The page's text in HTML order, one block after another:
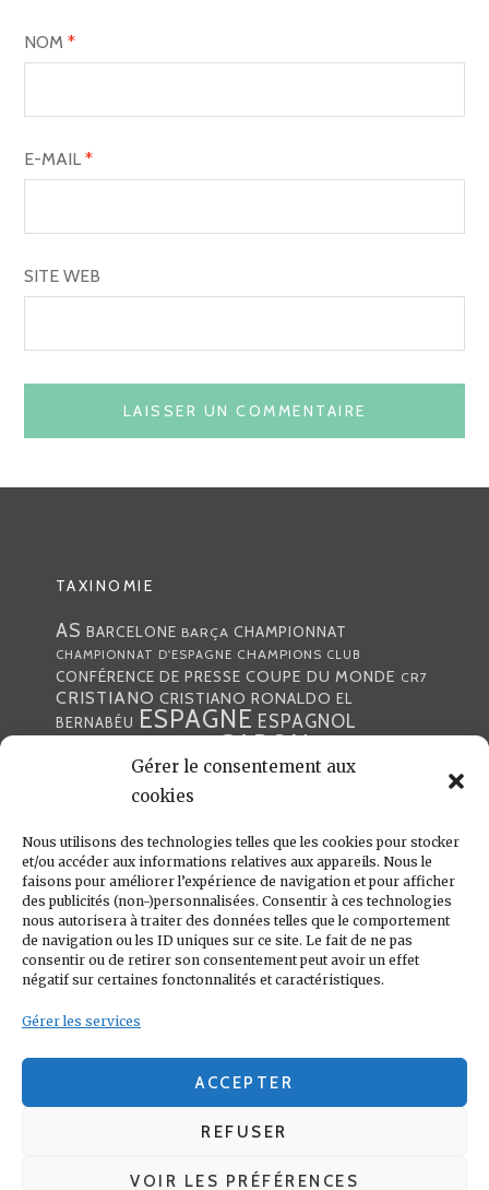
Gérer le consentement aux
cookies
Nous utilisons des technologies telles que les cookies pour stocker
et/ou accéder aux informations relatives aux appareils. Nous le
faisons pour améliorer l’expérience de navigation et pour afficher
des publicités (non-)personnalisées. Consentir à ces technologies
nous autorisera à traiter des données telles que le comportement
de navigation ou les ID uniques sur ce site. Le fait de ne pas
consentir ou de retirer son consentement peut avoir un effet
négatif sur certaines fonctonnalités et caractéristiques.
Gérer les services
ACCEPTER
REFUSER
VOIR LES PRÉFÉRENCES
NOM*
E-MAIL*
SITE WEB
TAXINOMIE
AS BARCELONE BARÇA CHAMPIONNAT
CHAMPIONNAT D'ESPAGNE CHAMPIONS CLUB
CONFÉRENCE DE PRESSE COUPE DU MONDE CR7
CRISTIANO CRISTIANO RONALDO EL
BERNABÉU ESPAGNE ESPAGNOL
GABON
JULEN LOPETEGUI KARIM BENZÉMA
LIGUE DES CHAMPIONS
MADRILÈNES MARCA MARCELO MERCATO
MERENGUE MERENGUES PORTUGAL PRESSE
PRESSE MADRILÈNEREALREAL
MADRID RONALDO SANTIAGO SOLARI
UEFA ZIDANE ZINÉDINE ZINÉDINE ZIDANE
LIENS UTILES
REAL MADRID
CONDITIONS GÉNÉRALES
POLITIQUE DE COOKIES (UE)